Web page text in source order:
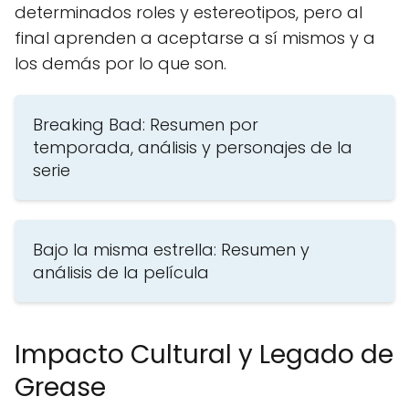
determinados roles y estereotipos, pero al
final aprenden a aceptarse a sí mismos y a
los demás por lo que son.
Breaking Bad: Resumen por
temporada, análisis y personajes de la
serie
Bajo la misma estrella: Resumen y
análisis de la película
Impacto Cultural y Legado de
Grease